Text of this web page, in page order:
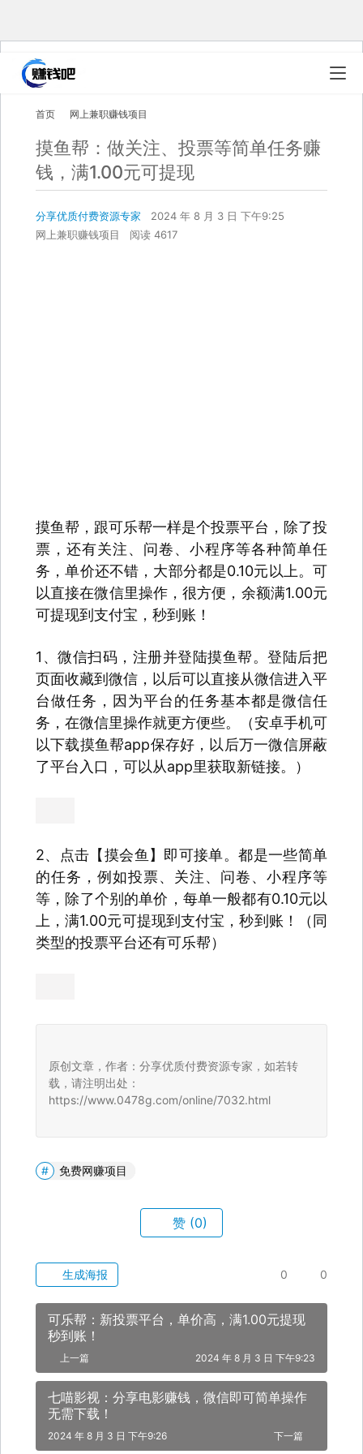
首页 网上兼职赚钱项目
摸鱼帮：做关注、投票等简单任务赚
钱，满1.00元可提现
分享优质付费资源专家
2024 年 8 月 3 日 下午9:25
网上兼职赚钱项目
阅读 4617
摸鱼帮，跟可乐帮一样是个投票平台，除了投
票，还有关注、问卷、小程序等各种简单任
务，单价还不错，大部分都是0.10元以上。可
以直接在微信里操作，很方便，余额满1.00元
可提现到支付宝，秒到账！
1、微信扫码，注册并登陆摸鱼帮。登陆后把
页面收藏到微信，以后可以直接从微信进入平
台做任务，因为平台的任务基本都是微信任
务，在微信里操作就更方便些。（安卓手机可
以下载摸鱼帮app保存好，以后万一微信屏蔽
了平台入口，可以从app里获取新链接。）
2、点击【摸会鱼】即可接单。都是一些简单
的任务，例如投票、关注、问卷、小程序等
等，除了个别的单价，每单一般都有0.10元以
上，满1.00元可提现到支付宝，秒到账！（同
类型的投票平台还有可乐帮）
原创文章，作者：分享优质付费资源专家，如若转
载，请注明出处：
https://www.0478g.com/online/7032.html
免费网赚项目
赞 (0)
0 0
生成海报
可乐帮：新投票平台，单价高，满1.00元提现
秒到账！
上一篇 2024 年 8 月 3 日 下午9:23
七喵影视：分享电影赚钱，微信即可简单操作
无需下载！
下一篇
2024 年 8 月 3 日 下午9:26